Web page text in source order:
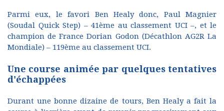
Parmi eux, le favori Ben Healy donc, Paul Magnier
(Soudal Quick Step) – 41ème au classement UCI –, et le
champion de France Dorian Godon (Décathlon AG2R La
Mondiale) – 119ème au classement UCI.
Une course animée par quelques tentatives
d'échappées
Durant une bonne dizaine de tours, Ben Healy a fait la